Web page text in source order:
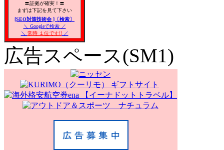
〓証拠が確実！〓
まずは下記を見て下さい
[SEO対策技術会 ]〔検索〕
＼ Googleで検索 ／
＼ 常時 １位です!!／
広告スペース(SM1)